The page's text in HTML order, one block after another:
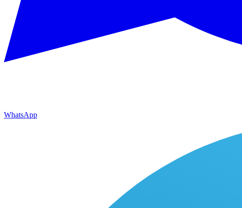
WhatsApp